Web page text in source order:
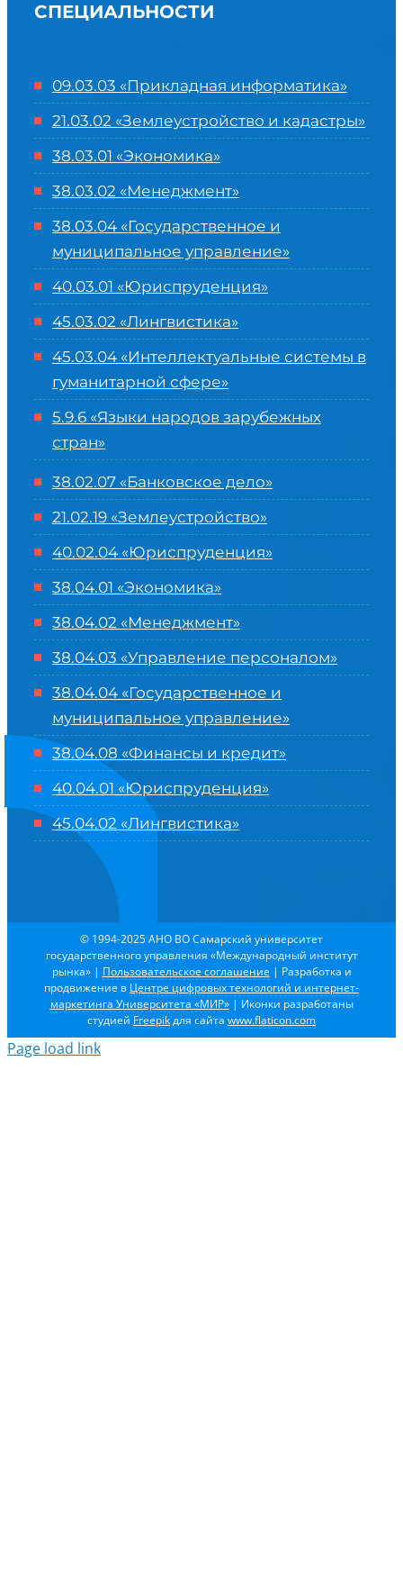
СПЕЦИАЛЬНОСТИ
09.03.03 «Прикладная информатика»
21.03.02 «Землеустройство и кадастры»
38.03.01 «Экономика»
38.03.02 «Менеджмент»
38.03.04 «Государственное и
муниципальное управление»
40.03.01 «Юриспруденция»
45.03.02 «Лингвистика»
45.03.04 «Интеллектуальные системы в
гуманитарной сфере»
5.9.6 «Языки народов зарубежных
стран»
38.02.07 «Банковское дело»
21.02.19 «Землеустройство»
40.02.04 «Юриспруденция»
38.04.01 «Экономика»
38.04.02 «Менеджмент»
38.04.03 «Управление персоналом»
38.04.04 «Государственное и
муниципальное управление»
38.04.08 «Финансы и кредит»
40.04.01 «Юриспруденция»
45.04.02 «Лингвистика»
© 1994-2025 АНО ВО Самарский университет
государственного управления «Международный институт
рынка» | Пользовательское соглашение | Разработка и
продвижение в Центре цифровых технологий и интернет-
маркетинга Университета «МИР»| Иконки разработаны
студией Freepikдля сайта www.flaticon.com
Page load link